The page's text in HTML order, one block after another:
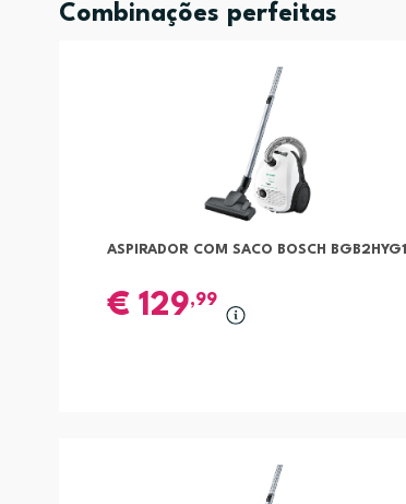
Combinações perfeitas
ASPIRADOR COM SACO BOSCH BGB2HYG1
€ 129,99